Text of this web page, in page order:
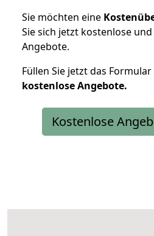
Sie möchten eine
Sie sich jetzt kostenlose
Angebote.
Füllen Sie jetzt das
kostenloseAngebote.
Kostenlose